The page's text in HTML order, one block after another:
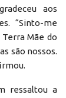
aos
“Sinto-me
Mãe do
são nossos.
ressaltou a